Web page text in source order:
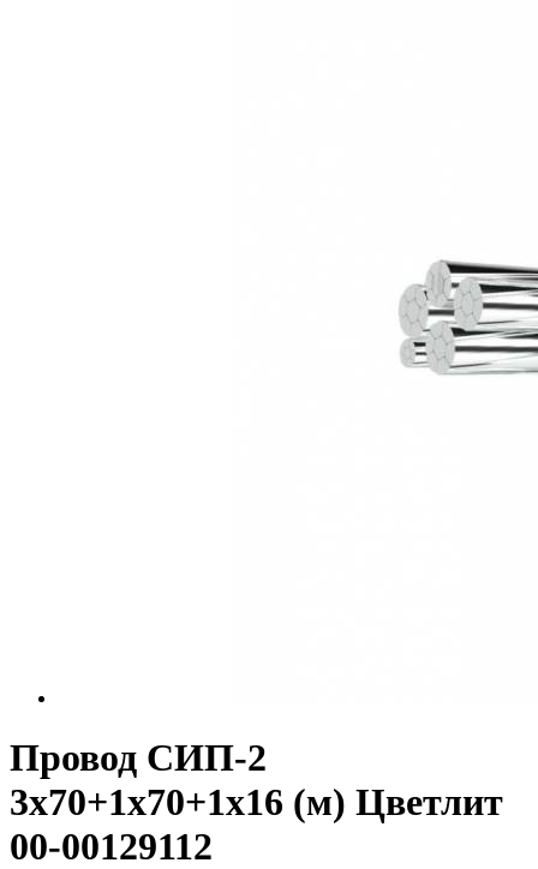
Провод СИП-2
3х70+1х70+1х16 (м) Цветлит
00-00129112